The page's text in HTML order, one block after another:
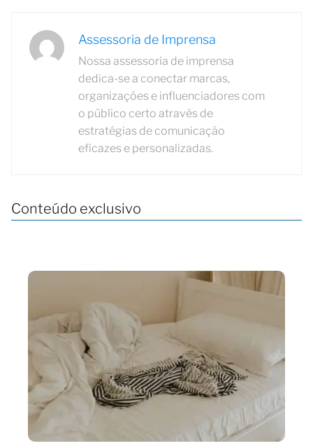
Assessoria de Imprensa
Nossa assessoria de imprensa
dedica-se a conectar marcas,
organizações e influenciadores com
o público certo através de
estratégias de comunicação
eficazes e personalizadas.
Conteúdo exclusivo